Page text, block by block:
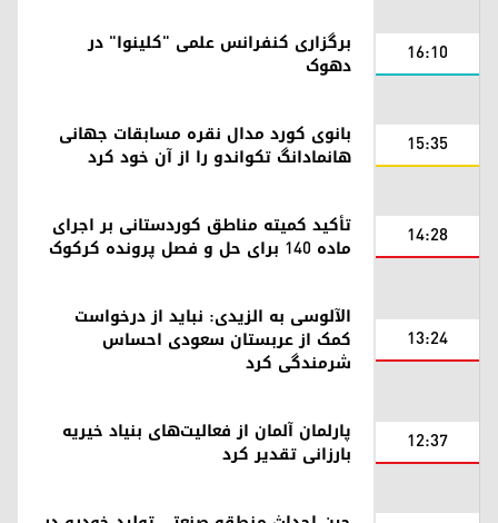
16:10 برگزاری کنفرانس علمی "کلینوا" در
دهوک
15:35 بانوی کورد مدال نقره مسابقات جهانی
هانمادانگ تکواندو را از آن خود کرد
14:28 تأکید کمیته مناطق کوردستانی بر اجرای
ماده ۱۴۰ برای حل و فصل پرونده کرکوک
13:24
الآلوسی به الزیدی: نباید از درخواست
کمک از عربستان سعودی احساس
شرمندگی کرد
12:37 پارلمان آلمان از فعالیت‌های بنیاد خیریه
بارزانی تقدیر کرد